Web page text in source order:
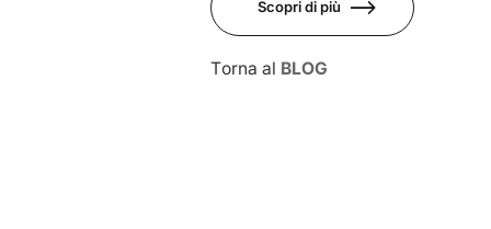
Scopri di più
Torna al BLOG